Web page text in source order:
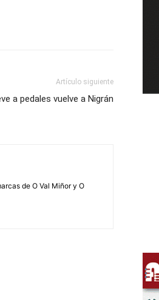
Artículo siguiente
a pedales vuelve a Nigrán
de O Val Miñor y O